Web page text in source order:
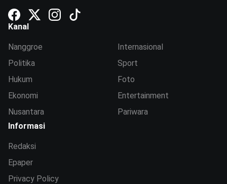
Kanal
Nanggroe
Politika
Hukum
Ekonomi
Nusantara
Internasional
Sport
Foto
Entertainment
Pariwara
Informasi
Redaksi
Epaper
Privacy Policy